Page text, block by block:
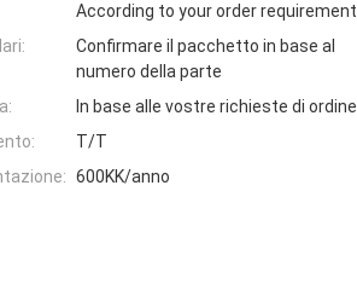
According to your order requirement
Confirmare il pacchetto in base al
numero della parte
In base alle vostre richieste di ordine
T/T
600KK/anno